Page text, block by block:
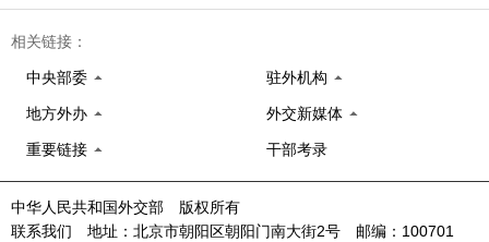
相关链接：
中央部委 驻外机构
地方外办 外交新媒体
重要链接 干部考录
中华人民共和国外交部 版权所有
联系我们 地址：北京市朝阳区朝阳门南大街2号 邮编：100701